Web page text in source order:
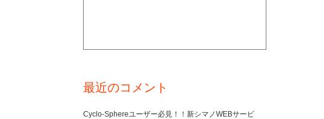
最近のコメント
Cyclo-Sphereユーザー必見！！新シマノWEBサービ